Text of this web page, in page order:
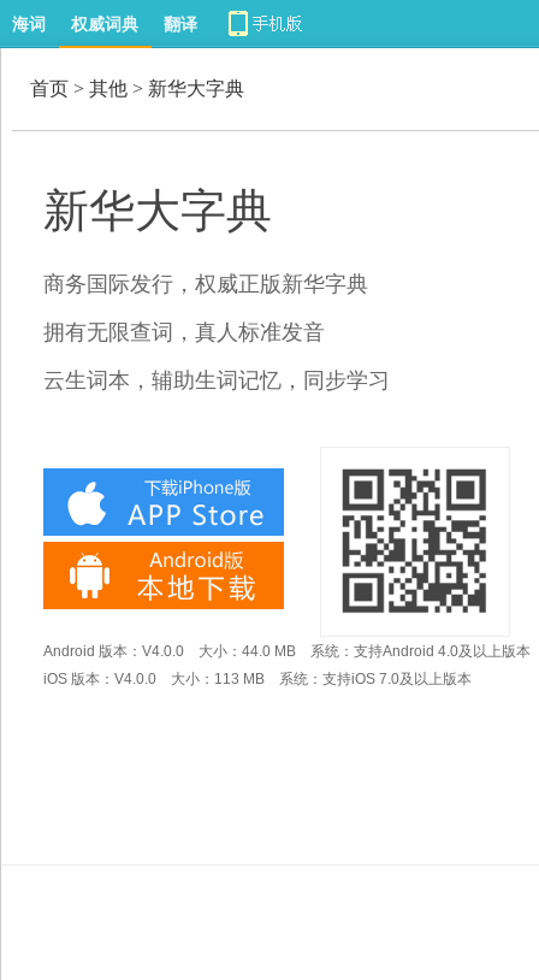
海词 权威词典 翻译
首页 > 其他 > 新华大字典
新华大字典
商务国际发行，权威正版新华字典
拥有无限查词，真人标准发音
云生词本，辅助生词记忆，同步学习
Android 版本：V4.0.0 大小：44.0 MB 系统：支持Android 4.0及以上版本
iOS 版本：V4.0.0 大小：113 MB 系统：支持iOS 7.0及以上版本